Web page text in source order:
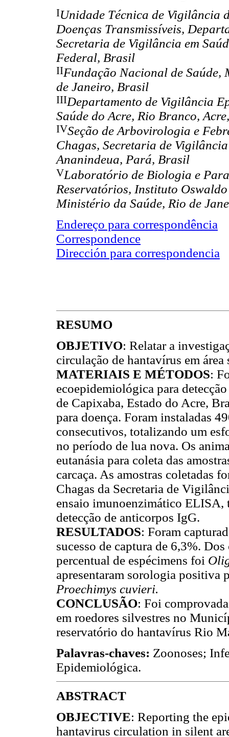
IUnidade Técnica de Vigilância
Doenças Transmissíveis,
Secretaria de Vigilância em
Federal, Brasil
IIFundação Nacional de Saúde,
de Janeiro, Brasil
IIIDepartamento de Vigilância
Saúde do Acre, Rio Branco,
IVSeção de Arbovirologia e
Chagas, Secretaria de
Ananindeua, Pará, Brasil
VLaboratório de Biologia e
Reservatórios, Instituto
Ministério da Saúde, Rio de
Endereço para correspondência
Correspondence
Dirección para correspondencia
RESUMO
OBJETIVO: Relatar a
circulação de hantavírus em
MATERIAIS E MÉTODOS:
ecoepidemiológica para
de Capixaba, Estado do Acre,
para doença. Foram instaladas
consecutivos, totalizando um
no período de lua nova. Os
eutanásia para coleta das
carcaça. As amostras coletadas
Chagas da Secretaria de
ensaio imunoenzimático ELISA,
detecção de anticorpos IgG.
RESULTADOS: Foram
sucesso de captura de 6,3%.
percentual de espécimens foi
apresentaram sorologia positiva
Proechimys cuvieri.
CONCLUSÃO: Foi
em roedores silvestres no
reservatório do hantavírus Rio
Palavras-chaves: Zoonoses;
Epidemiológica.
ABSTRACT
OBJECTIVE: Reporting the
hantavirus circulation in silent